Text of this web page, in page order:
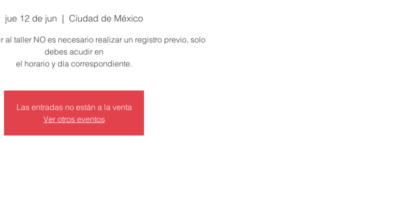
jue 12 de jun
  |
Ciudad de México
al taller NO es necesario realizar un registro previo, solo
debes acudir en
el horario y día correspondiente.
Las entradas no están a la venta
Ver otros eventos